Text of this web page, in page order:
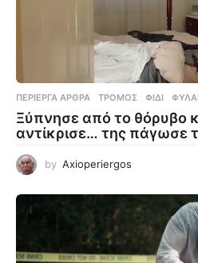
ΠΕΡΊΕΡΓΑ ΆΡΘΡΑ ΤΡΌΜΟΣ ,ΦΊΔΙ ,
Ξύπνησε από το θόρυβο
αντίκρισε… της πάγωσε
by Axioperiergos